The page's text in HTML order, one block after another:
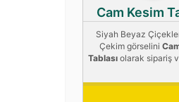
Cam Kesim
Siyah Beyaz
Çekim görselini
Tablası olarak sipariş